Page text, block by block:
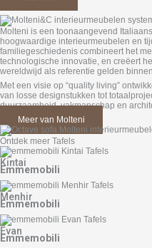
Molteni is een toonaangevend
hoogwaardige interieurmeubelen en
familiegeschiedenis combineert het
technologische innovatie, en creëert
wereldwijd als referentie gelden
Met een visie op “quality living”
van losse designstukken tot
duurzaamheid, vakmanschap en
Meer van Molteni
Ontdek meer Tafels
Kintai
Emmemobili
Menhir
Emmemobili
Evan
Emmemobili